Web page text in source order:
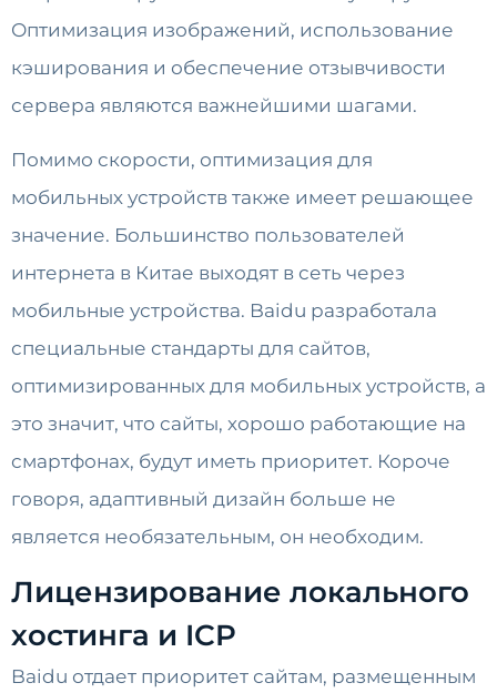
Оптимизация изображений, использование
кэширования и обеспечение отзывчивости
сервера являются важнейшими шагами.
Помимо скорости, оптимизация для
мобильных устройств также имеет решающее
значение. Большинство пользователей
интернета в Китае выходят в сеть через
мобильные устройства. Baidu разработала
специальные стандарты для сайтов,
оптимизированных для мобильных устройств, а
это значит, что сайты, хорошо работающие на
смартфонах, будут иметь приоритет. Короче
говоря, адаптивный дизайн больше не
является необязательным, он необходим.
Лицензирование локального
хостинга и ICP
Baidu отдает приоритет сайтам, размещенным